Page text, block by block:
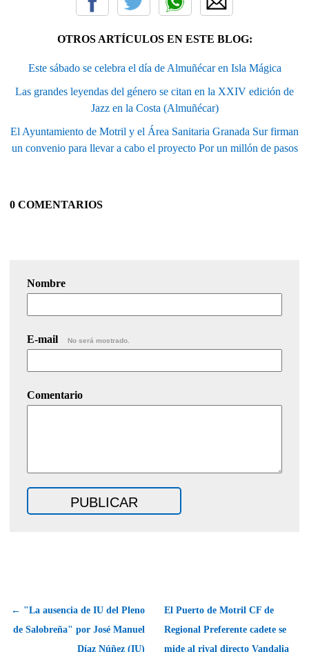
OTROS ARTÍCULOS EN ESTE BLOG:
Este sábado se celebra el día de Almuñécar en Isla Mágica
Las grandes leyendas del género se citan en la XXIV edición de
Jazz en la Costa (Almuñécar)
El Ayuntamiento de Motril y el Área Sanitaria Granada Sur firman
un convenio para llevar a cabo el proyecto Por un millón de pasos
0 COMENTARIOS
Nombre
E-mail No será mostrado.
Comentario
← "La ausencia de IU del Pleno
de Salobreña" por José Manuel
Díaz Núñez (IU)
El Puerto de Motril CF de
Regional Preferente cadete se
mide al rival directo Vandalia